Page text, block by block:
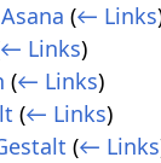
(← Links
← Links)
(← Links)
(← Links)
(← Links